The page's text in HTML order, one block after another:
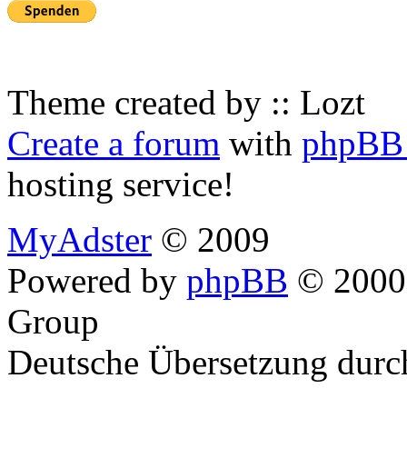
Theme created by :: Lozt
Create a forum with
hosting service!
MyAdster © 2009
Powered by phpBB ©
Group
Deutsche Übersetzung